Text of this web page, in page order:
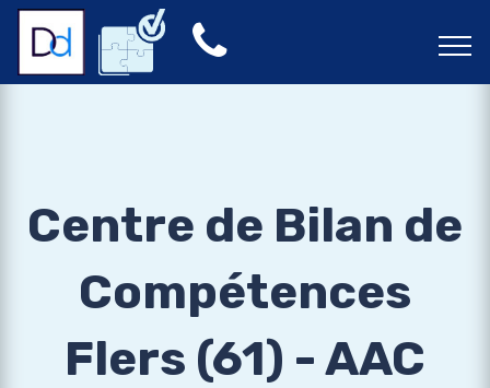
Centre de Bilan de
Compétences
Flers (61) - AAC